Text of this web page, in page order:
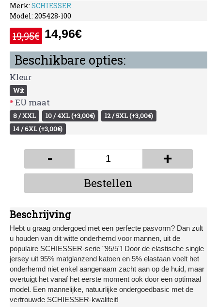
Merk: SCHIESSER
Model: 205428-100
19,95€ 14,96€
Beschikbare opties:
Kleur
Wit
EU maat
8 / XXL 10 / 4XL (+3,00€)
12 / 5XL (+3,00€)
14 / 6XL (+3,00€)
- +
Bestellen
Beschrijving
Hebt u graag ondergoed met een perfecte pasvorm? Dan zult
u houden van dit witte onderhemd voor mannen, uit de
populaire SCHIESSER-serie "95/5"! Door de elastische single
jersey uit 95% matglanzend katoen en 5% elastaan voelt het
onderhemd niet enkel aangenaam zacht aan op de huid, maar
overtuigt het vanaf het eerste moment ook door een optimaal
model. Een mannelijke, natuurlijke ondergoedbasic met de
vertrouwde SCHIESSER-kwaliteit!